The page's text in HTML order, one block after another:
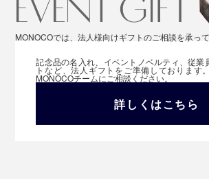
MONOCOでは、法人様向けギフトのご相談を承って
記念品の名入れ、イベントノベルティ、従業
トなど、法人ギフトをご準備しております
MONOCOチームにご相談ください。
詳しくはこちら